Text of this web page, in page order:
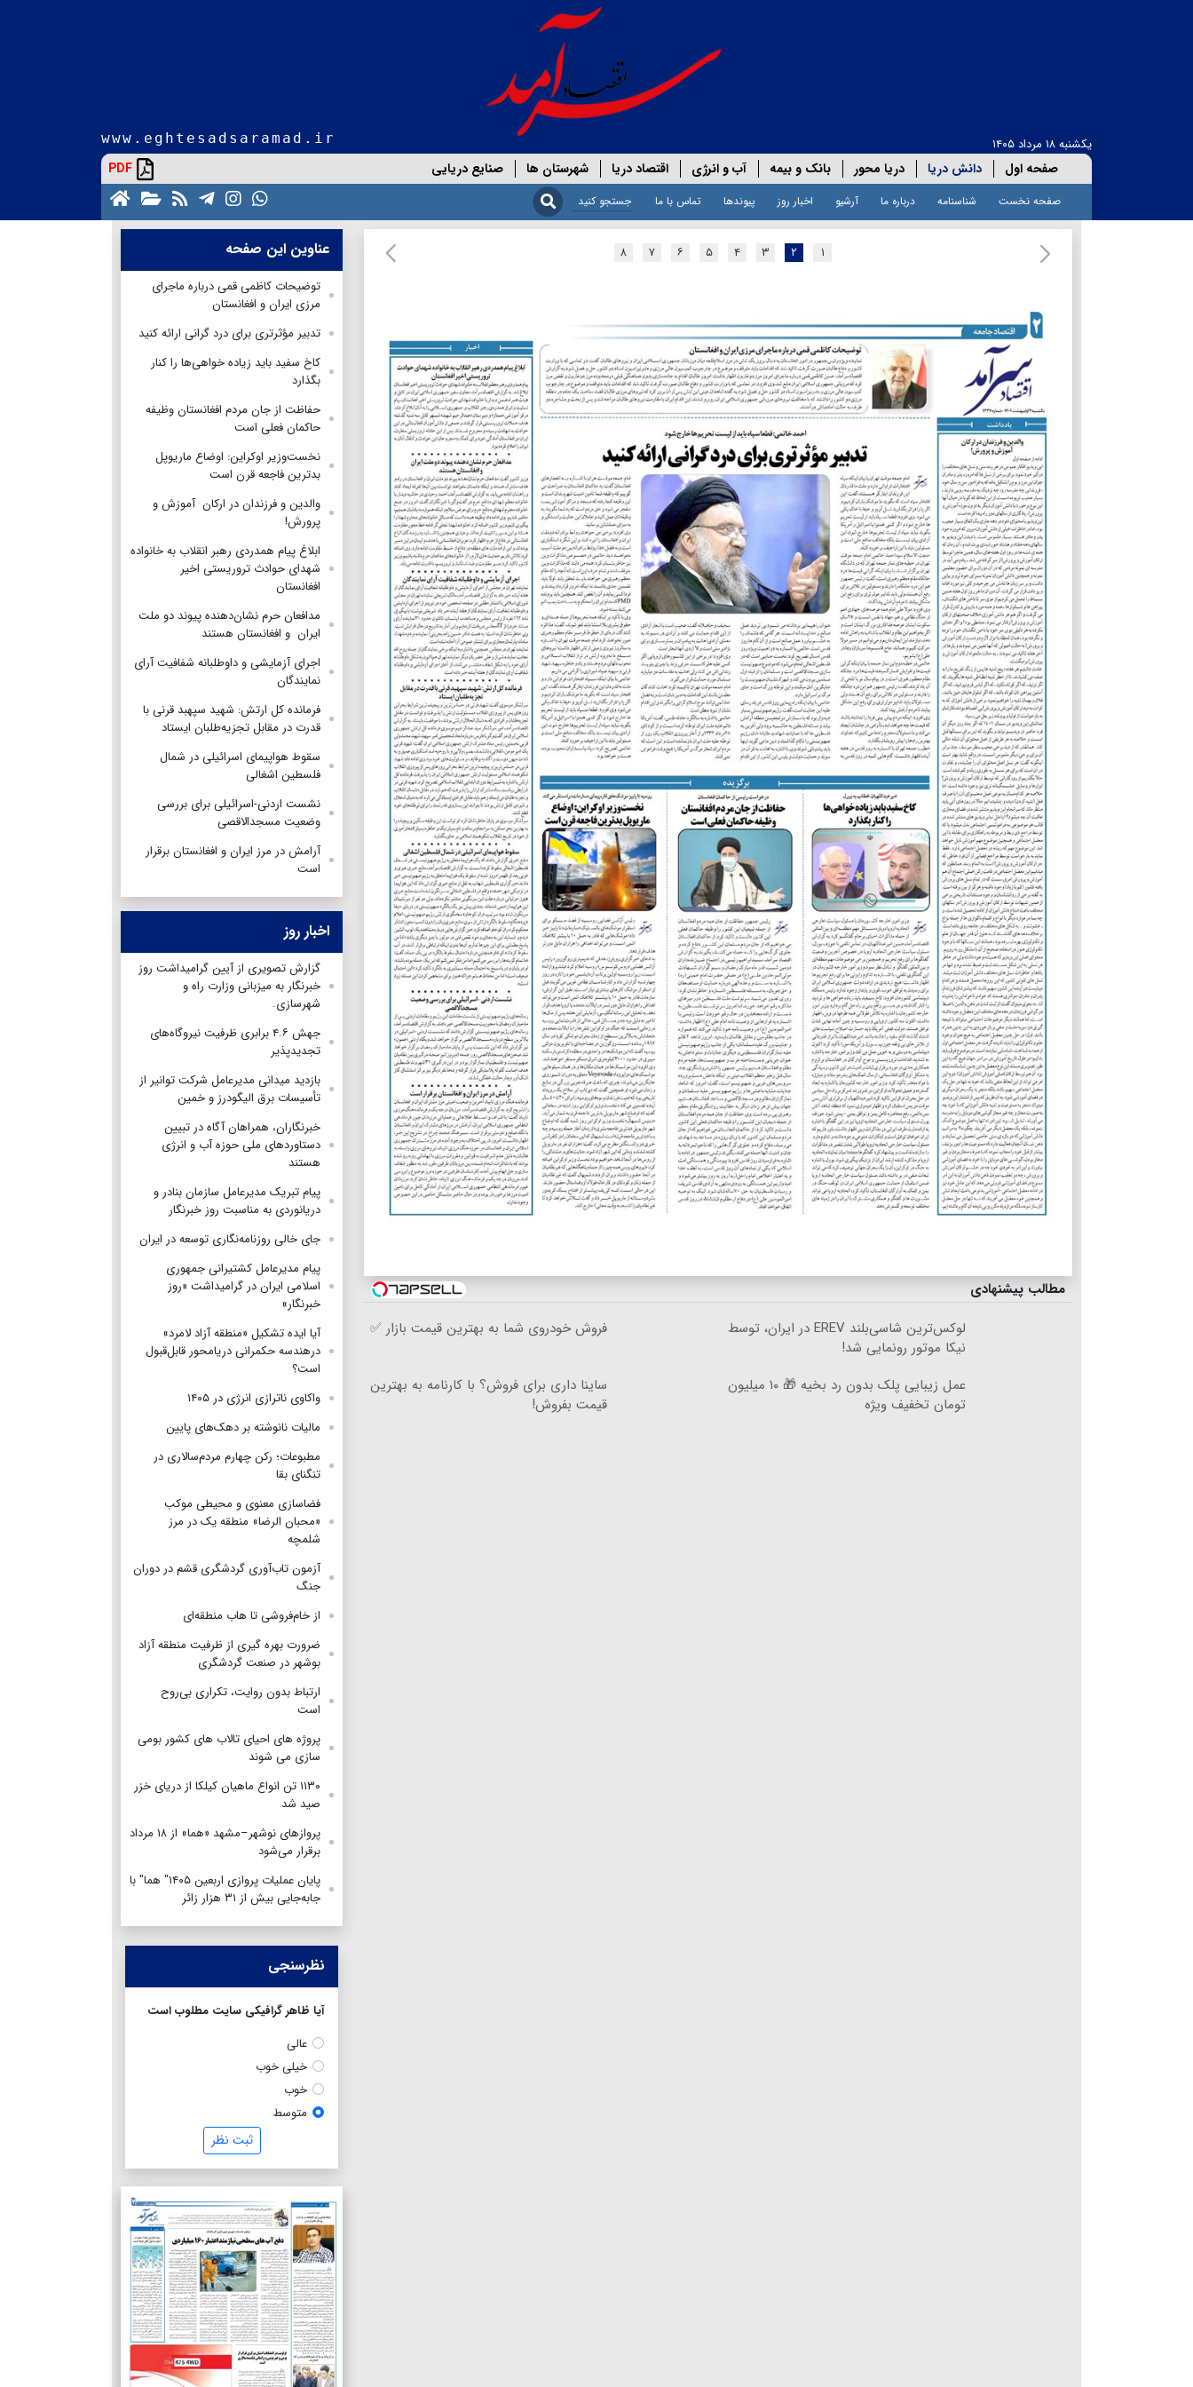
یکشنبه ۱۸ مرداد ۱۴۰۵ www.eghtesadsaramad.ir
صفحه اول دانش دریا دریا محور بانک و بیمه آب و انرژی اقتصاد دریا شهرستان ها صنایع دریایی PDF
صفحه نخست شناسنامه درباره ما آرشیو اخبار روز پیوندها تماس با ما
۱ ۲ ۳ ۴ ۵ ۶ ۷ ۸
مطالب پیشنهادی
لوکس‌ترین شاسی‌بلند EREV در ایران، توسط
نیکا موتور رونمایی شد!
فروش خودروی شما به بهترین قیمت بازار ✅
عمل زیبایی پلک بدون رد بخیه 🎁 ۱۰ میلیون
تومان تخفیف ویژه
ساینا داری برای فروش؟ با کارنامه به بهترین
قیمت بفروش!
عناوین این صفحه
توضیحات کاظمی قمی درباره ماجرای
مرزی ایران و افغانستان
تدبیر مؤثرتری برای درد گرانی ارائه کنید
کاخ سفید باید زیاده خواهی‌ها را کنار
بگذارد
حفاظت از جان مردم افغانستان وظیفه
حاکمان فعلی است
نخست‌وزیر اوکراین: اوضاع ماریوپل
بدترین فاجعه قرن است
والدین و فرزندان در ارکان آموزش و
پرورش!
ابلاغ پیام همدردی رهبر انقلاب به خانواده
شهدای حوادث تروریستی اخیر
افغانستان
مدافعان حرم نشان‌دهنده پیوند دو ملت
ایران و افغانستان هستند
اجرای آزمایشی و داوطلبانه شفافیت آرای
نمایندگان
فرمانده کل ارتش: شهید سپهبد قرنی با
قدرت در مقابل تجزیه‌طلبان ایستاد
سقوط هواپیمای اسرائیلی در شمال
فلسطین اشغالی
نشست اردنی-اسرائیلی برای بررسی
وضعیت مسجدالاقصی
آرامش در مرز ایران و افغانستان برقرار
است
اخبار روز
گزارش تصویری از آیین گرامیداشت روز
خبرنگار به میزبانی وزارت راه و
شهرسازی.
جهش ۴.۶ برابری ظرفیت نیروگاه‌های
تجدیدپذیر
بازدید میدانی مدیرعامل شرکت توانیر از
تأسیسات برق الیگودرز و خمین
خبرنگاران، همراهان آگاه در تبیین
دستاوردهای ملی حوزه آب و انرژی
هستند
پیام تبریک مدیرعامل سازمان بنادر و
دریانوردی به مناسبت روز خبرنگار
جای خالی روزنامه‌نگاری توسعه در ایران
پیام مدیرعامل کشتیرانی جمهوری
اسلامی ایران در گرامیداشت «روز
خبرنگار»
آیا ایده تشکیل «منطقه آزاد لامرد»
درهندسه حکمرانی دریامحور قابل‌قبول
است؟
واکاوی ناترازی انرژی در ۱۴۰۵
مالیات نانوشته بر دهک‌های پایین
مطبوعات؛ رکن چهارم مردم‌سالاری در
تنگنای بقا
فضاسازی معنوی و محیطی موکب
«محبان الرضا» منطقه یک در مرز
شلمچه
آزمون تاب‌آوری گردشگری قشم در دوران
جنگ
از خام‌فروشی تا هاب منطقه‌ای
ضرورت بهره گیری از ظرفیت منطقه آزاد
بوشهر در صنعت گردشگری
ارتباط بدون روایت، تکراری بی‌روح
است
پروژه های احیای تالاب های کشور بومی
سازی می شوند
۱۱۳۰ تن انواع ماهیان کیلکا از دریای خزر
صید شد
پروازهای نوشهر–مشهد «هما» از ۱۸ مرداد
برقرار می‌شود
پایان عملیات پروازی اربعین ۱۴۰۵" هما" با
جابه‌جایی بیش از ۳۱ هزار زائر
نظرسنجی
آیا ظاهر گرافیکی سایت مطلوب است
عالی
خیلی خوب
خوب
متوسط
ثبت نظر